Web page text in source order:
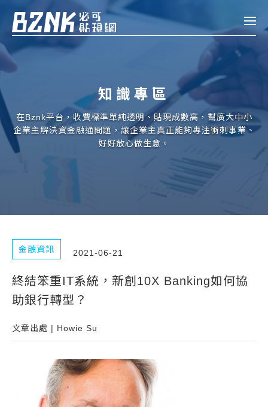
Bznk 必可貼現網
申貸
企業融資
房屋副擔保融資
常見問題
帳款轉讓
企業專案融資
平台操作
註冊 登入
知識專區
在Bznk平台，收費標準單純透明、貼現成數高，幫廣大中小
企業主解決資金融通問題，讓企業主真正能夠專注衝刺事業、
好好放心做生意。
金融資訊 2021-06-21
終結笨重IT系統，新創10X Banking如何協
助銀行轉型？
文章出處 | Howie Su